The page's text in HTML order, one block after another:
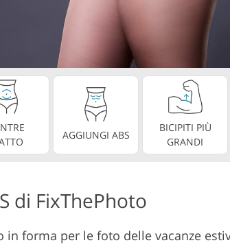
video
AGGIUNGI ABS
BICIPITI PIÙ
GRANDI
di FixThePhoto
forma per le foto delle vacanze